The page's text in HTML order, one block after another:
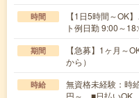
時間
【1日5時間～OK
ト例日勤 9:00～
期間
【急募】1ヶ月～
から）
時給
無資格未経験：時
円～ ■日払いOK